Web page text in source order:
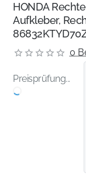
HONDA
Aufkleber,
0
Preisprüfung...